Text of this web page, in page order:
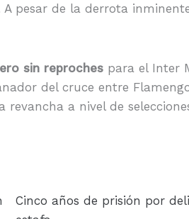
pesar de la derrota
sin reproches para el Inter
del cruce entre
a nivel de
Cinco años de prisión por